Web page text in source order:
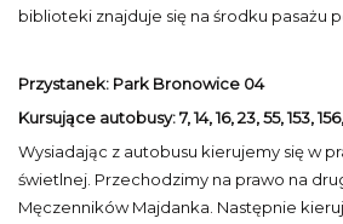
biblioteki znajduje się na środku pasażu
Przystanek: Park Bronowice 04
Kursujące autobusy: 7, 14, 16, 23, 55, 153,
Wysiadając z autobusu kierujemy się w
świetlnej. Przechodzimy na prawo na
Męczenników Majdanka. Następnie